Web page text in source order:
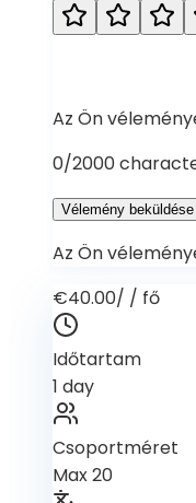
Az Ön
0/2000
Vélemény beküldése
Az Ön
€40.00/ / fő
Időtartam
1 day
Csoportméret
Max 20